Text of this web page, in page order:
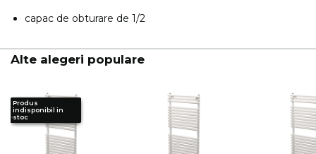
capac de obturare de 1/2
Alte alegeri populare
Produs
indisponibil in
stoc
Produs
indisponibil in
stoc
Produs
indisponibil in
stoc